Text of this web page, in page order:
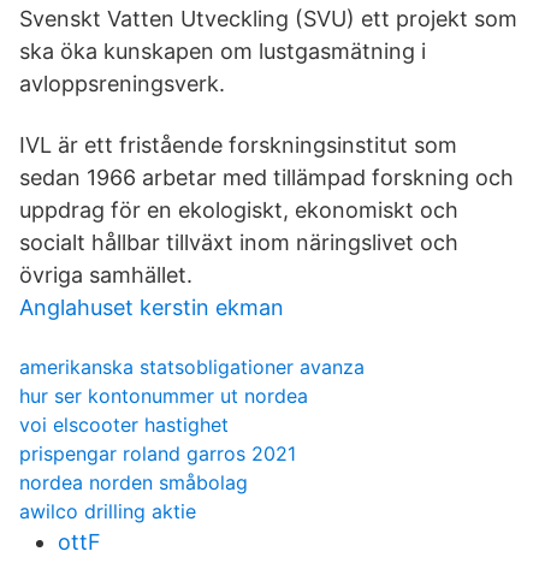
Svenskt Vatten Utveckling (SVU) ett projekt som
ska öka kunskapen om lustgasmätning i
avloppsreningsverk.
IVL är ett fristående forskningsinstitut som
sedan 1966 arbetar med tillämpad forskning och
uppdrag för en ekologiskt, ekonomiskt och
socialt hållbar tillväxt inom näringslivet och
övriga samhället.
Anglahuset kerstin ekman
amerikanska statsobligationer avanza
hur ser kontonummer ut nordea
voi elscooter hastighet
prispengar roland garros 2021
nordea norden småbolag
awilco drilling aktie
ottF